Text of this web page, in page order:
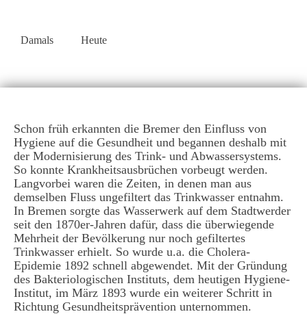
Damals Heute
Schon früh erkannten die Bremer den Einfluss von
Hygiene auf die Gesundheit und begannen deshalb mit
der Modernisierung des Trink- und Abwassersystems.
So konnte Krankheitsausbrüchen vorbeugt werden.
Langvorbei waren die Zeiten, in denen man aus
demselben Fluss ungefiltert das Trinkwasser entnahm.
In Bremen sorgte das Wasserwerk auf dem Stadtwerder
seit den 1870er-Jahren dafür, dass die überwiegende
Mehrheit der Bevölkerung nur noch gefiltertes
Trinkwasser erhielt. So wurde u.a. die Cholera-
Epidemie 1892 schnell abgewendet. Mit der Gründung
des Bakteriologischen Instituts, dem heutigen Hygiene-
Institut, im März 1893 wurde ein weiterer Schritt in
Richtung Gesundheitsprävention unternommen.